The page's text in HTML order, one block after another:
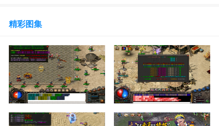
精彩图集